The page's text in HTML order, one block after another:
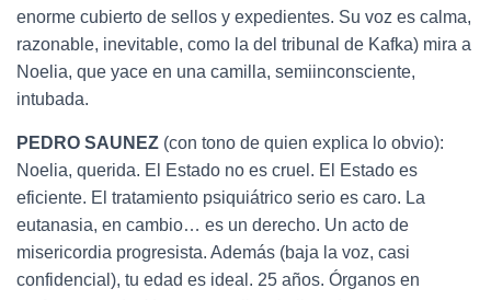
enorme cubierto de sellos y expedientes. Su voz es calma,
razonable, inevitable, como la del tribunal de Kafka) mira a
Noelia, que yace en una camilla, semiinconsciente,
intubada.
PEDRO SAUNEZ (con tono de quien explica lo obvio):
Noelia, querida. El Estado no es cruel. El Estado es
eficiente. El tratamiento psiquiátrico serio es caro. La
eutanasia, en cambio… es un derecho. Un acto de
misericordia progresista. Además (baja la voz, casi
confidencial), tu edad es ideal. 25 años. Órganos en